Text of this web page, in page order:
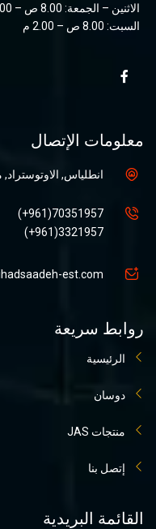
الاثنين – الجمعة: 8.00 ص – 5.00 م
السبت: 8.00 ص – 2.00 م
معلومات الإتصال
انطلياس,
70351957(961+)
3321957(961+)
est.com
روابط سريعة
الرئيسية
دوسان
منتجات JAS
إتصل بنا
القائمة البريدية